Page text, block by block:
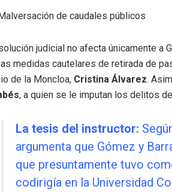
de caudales públicos
judicial no afecta únicamente a
medidas cautelares de retirada de
de la Moncloa, Cristina Álvarez.
, a quien se le imputan los delitos
La tesis del instructor:
argumenta que Gómez y
que presuntamente tuvo
codirigía en la Universidad